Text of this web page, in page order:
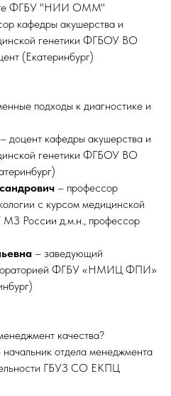
ФГБУ "НИИ ОММ"
кафедры акушерства и
генетики ФГБОУ ВО
(Екатеринбург)
подходы к диагностике и
– доцент кафедры акушерства и
генетики ФГБОУ ВО
– профессор
с курсом медицинской
России д.м.н., профессор
– заведующий
ФГБУ «НМИЦ ФПИ»
качества?
начальник отдела менеджмента
ГБУЗ СО ЕКПЦ